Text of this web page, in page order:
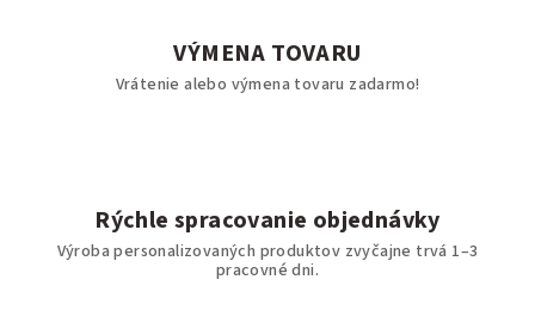
VÝMENA TOVARU
Vrátenie alebo výmena tovaru zadarmo!
Rýchle spracovanie objednávky
Výroba personalizovaných produktov zvyčajne trvá 1–3
pracovné dni.